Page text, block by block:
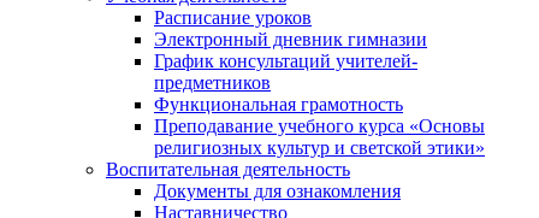
Расписание уроков
Электронный дневник гимназии
График консультаций учителей-
предметников
Функциональная грамотность
Преподавание учебного курса «Основы
религиозных культур и светской этики»
Воспитательная деятельность
Документы для ознакомления
Наставничество